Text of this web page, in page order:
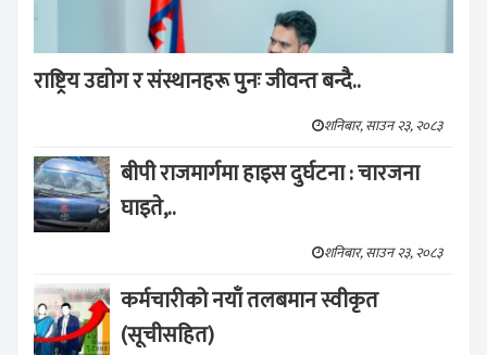
राष्ट्रिय उद्योग र संस्थानहरू पुनः जीवन्त बन्दै..
शनिबार, साउन २३, २०८३
बीपी राजमार्गमा हाइस दुर्घटना : चारजना
घाइते,..
शनिबार, साउन २३, २०८३
कर्मचारीको नयाँ तलबमान स्वीकृत
(सूचीसहित)